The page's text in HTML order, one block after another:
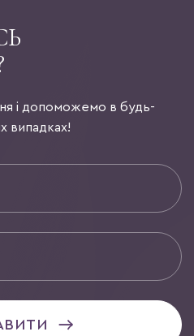
і допоможемо в будь-
випадках!